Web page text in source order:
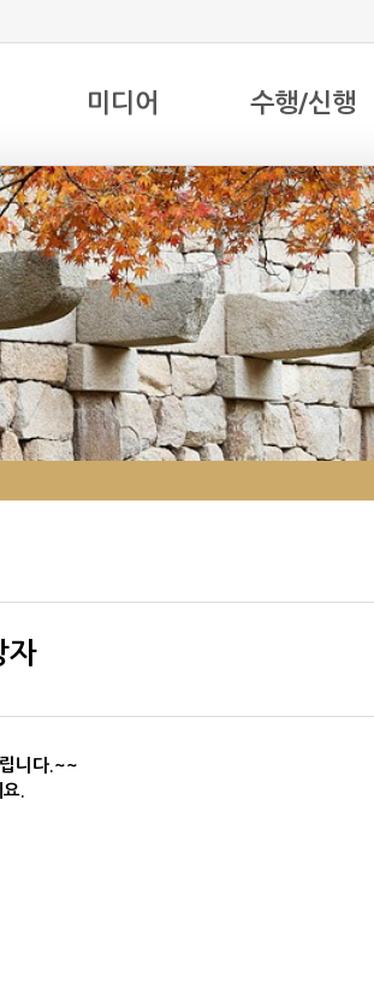
미디어 수행/신행
자
니다.~~
.